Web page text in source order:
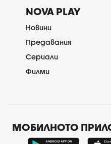
NOVA PLAY
Новини
Предавания
Сериали
Филми
МОБИЛНОТО